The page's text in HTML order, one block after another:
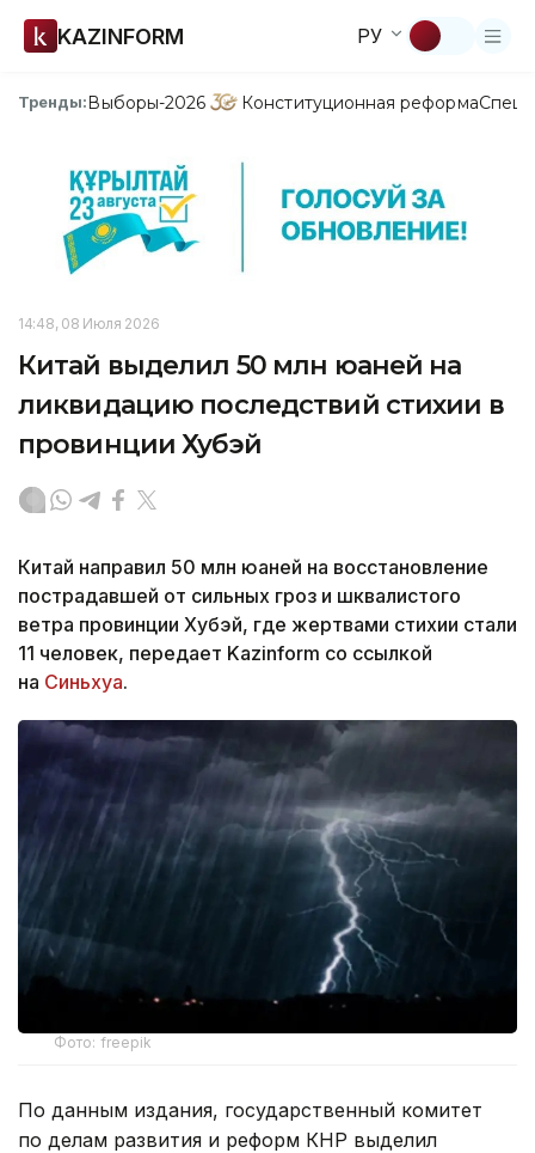
KAZINFORM РУ
Тренды:Выборы-2026 Конституционная реформа
14:48, 08 Июля 2026
Китай выделил 50 млн юаней на
ликвидацию последствий стихии в
провинции Хубэй
Китай направил 50 млн юаней на восстановление
пострадавшей от сильных гроз и шквалистого
ветра провинции Хубэй, где жертвами стихии стали
11 человек, передает Kazinform со ссылкой
на Синьхуа.
Фото: freepik
По данным издания, государственный комитет
по делам развития и реформ КНР выделил